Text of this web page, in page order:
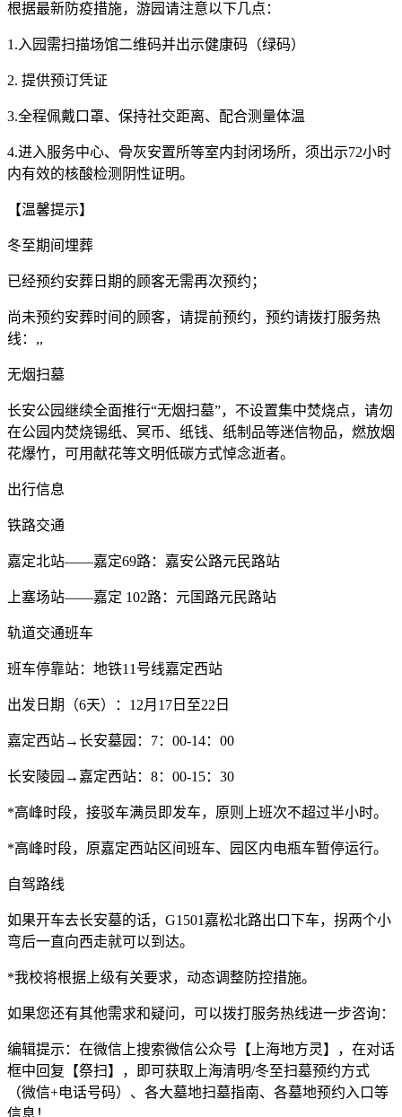
根据最新防疫措施，游园请注意以下几点：
1.入园需扫描场馆二维码并出示健康码（绿码）
2. 提供预订凭证
3.全程佩戴口罩、保持社交距离、配合测量体温
4.进入服务中心、骨灰安置所等室内封闭场所，须出示72小时
内有效的核酸检测阴性证明。
【温馨提示】
冬至期间埋葬
已经预约安葬日期的顾客无需再次预约；
尚未预约安葬时间的顾客，请提前预约，预约请拨打服务热
线：,,
无烟扫墓
长安公园继续全面推行“无烟扫墓”，不设置集中焚烧点，请勿
在公园内焚烧锡纸、冥币、纸钱、纸制品等迷信物品，燃放烟
花爆竹，可用献花等文明低碳方式悼念逝者。
出行信息
铁路交通
嘉定北站——嘉定69路：嘉安公路元民路站
上塞场站——嘉定 102路：元国路元民路站
轨道交通班车
班车停靠站：地铁11号线嘉定西站
出发日期（6天）：12月17日至22日
嘉定西站→长安墓园：7：00-14：00
长安陵园→嘉定西站：8：00-15：30
*高峰时段，接驳车满员即发车，原则上班次不超过半小时。
*高峰时段，原嘉定西站区间班车、园区内电瓶车暂停运行。
自驾路线
如果开车去长安墓的话，G1501嘉松北路出口下车，拐两个小
弯后一直向西走就可以到达。
*我校将根据上级有关要求，动态调整防控措施。
如果您还有其他需求和疑问，可以拨打服务热线进一步咨询：
编辑提示：在微信上搜索微信公众号【上海地方灵】，在对话
框中回复【祭扫】，即可获取上海清明/冬至扫墓预约方式
（微信+电话号码）、各大墓地扫墓指南、各墓地预约入口等
信息！